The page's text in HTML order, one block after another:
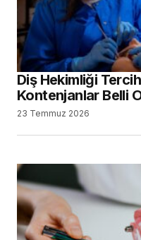
Diş Hekimliği
Kontenjanlar Belli
23 Temmuz 2026